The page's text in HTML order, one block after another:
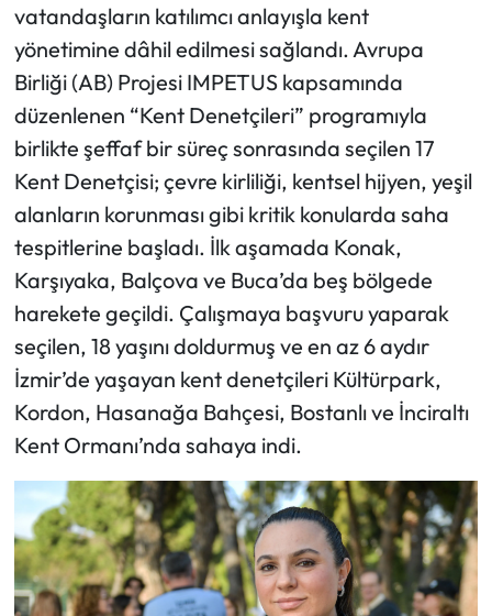
vatandaşların katılımcı anlayışla kent
yönetimine dâhil edilmesi sağlandı. Avrupa
Birliği (AB) Projesi IMPETUS kapsamında
düzenlenen “Kent Denetçileri” programıyla
birlikte şeffaf bir süreç sonrasında seçilen 17
Kent Denetçisi; çevre kirliliği, kentsel hijyen, yeşil
alanların korunması gibi kritik konularda saha
tespitlerine başladı. İlk aşamada Konak,
Karşıyaka, Balçova ve Buca’da beş bölgede
harekete geçildi. Çalışmaya başvuru yaparak
seçilen, 18 yaşını doldurmuş ve en az 6 aydır
İzmir’de yaşayan kent denetçileri Kültürpark,
Kordon, Hasanağa Bahçesi, Bostanlı ve İnciraltı
Kent Ormanı’nda sahaya indi.